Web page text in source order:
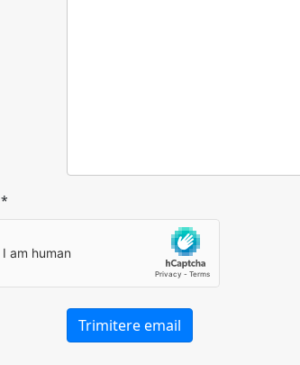
*
Trimitere email